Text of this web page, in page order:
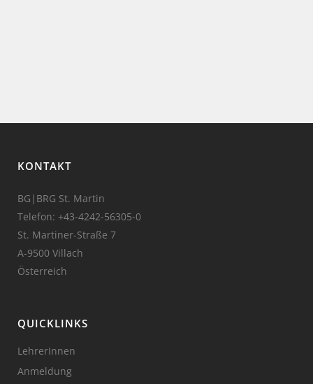
KONTAKT
BG|BRG St. Martin
Telefon: +43-4242-56305-0
St. Martiner-Straße 7
A-9500 Villach
Österreich
QUICKLINKS
LehrerInnen
Anmeldung